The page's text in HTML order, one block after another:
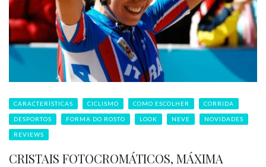
CARACTERÍSTICAS CICLISMO COMO ESCOLHER CORRIDA
DESPORTOS FORMA DO ROSTO LOOK NEVE NOVIDADES
REVIEWS
CRISTAIS FOTOCROMÁTICOS, MÁXIMA